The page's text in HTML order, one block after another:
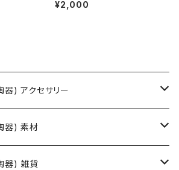
¥2,000
器) アクセサリー
器) 素材
器) 雑貨